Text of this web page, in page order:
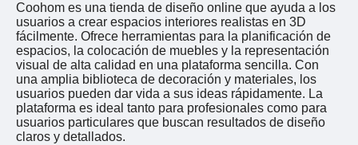
Coohom es una tienda de diseño online que ayuda a los
usuarios a crear espacios interiores realistas en 3D
fácilmente. Ofrece herramientas para la planificación de
espacios, la colocación de muebles y la representación
visual de alta calidad en una plataforma sencilla. Con
una amplia biblioteca de decoración y materiales, los
usuarios pueden dar vida a sus ideas rápidamente. La
plataforma es ideal tanto para profesionales como para
usuarios particulares que buscan resultados de diseño
claros y detallados.